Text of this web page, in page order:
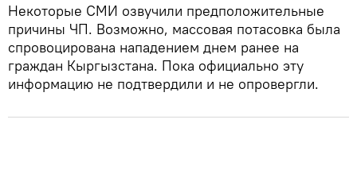
Некоторые СМИ озвучили предположительные
причины ЧП. Возможно, массовая потасовка была
спровоцирована нападением днем ранее на
граждан Кыргызстана. Пока официально эту
информацию не подтвердили и не опровергли.